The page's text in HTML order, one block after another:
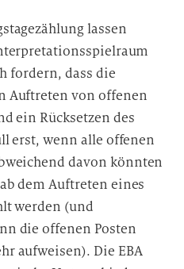
lassen
fordern, dass die
Auftreten von offenen
ein Rücksetzen des
erst, wenn alle offenen
davon könnten
dem Auftreten eines
werden (und
die offenen Posten
aufweisen). Die EBA